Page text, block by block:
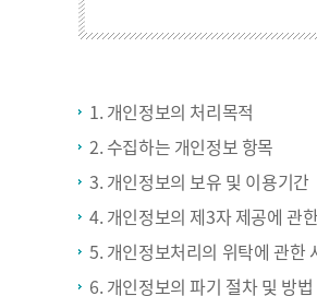
1. 개인정보의 처리목적
2. 수집하는 개인정보 항목
3. 개인정보의 보유 및 이용기간
4. 개인정보의 제3자 제공에 관
5. 개인정보처리의 위탁에 관한
6. 개인정보의 파기 절차 및 방법